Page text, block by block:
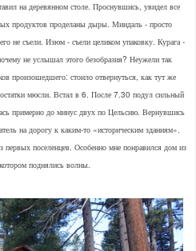
на деревянном столе. Проснувшись, увидел все
продуктов проделаны дыры. Миндаль - просто
не съели. Изюм - съели целиком упаковку. Курага -
не услышал этого безобразия? Неужели так
произошедшего: стоило отвернуться, как тут же
мюсли. Встал в 6. После 7.30 подул сильный
примерно до минус двух по Цельсию. Вернувшись
на дорогу к каким-то «историческим зданиям».
поселенцев. Особенно мне понравился дом из
поднялись волны.